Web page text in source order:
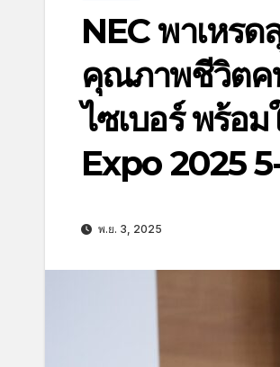
NEC พาเหร
คุณภาพชีวิตค
ไซเบอร์ พร้อ
Expo 2025
พ.ย. 3, 2025